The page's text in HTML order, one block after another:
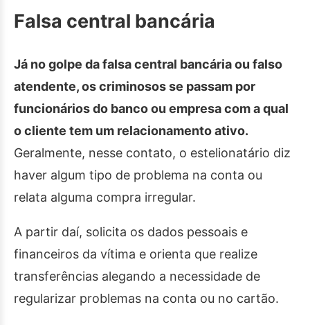
Falsa central bancária
Já no golpe da falsa central bancária ou falso
atendente, os criminosos se passam por
funcionários do banco ou empresa com a qual
o cliente tem um relacionamento ativo.
Geralmente, nesse contato, o estelionatário diz
haver algum tipo de problema na conta ou
relata alguma compra irregular.
A partir daí, solicita os dados pessoais e
financeiros da vítima e orienta que realize
transferências alegando a necessidade de
regularizar problemas na conta ou no cartão.